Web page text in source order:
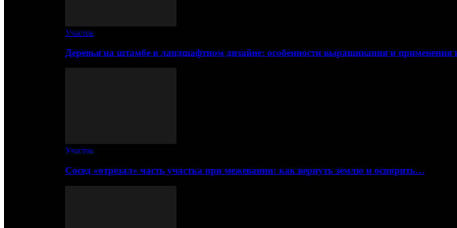
Участок
Деревья на штамбе в ландшафтном дизайне: особенности выращивания и
Участок
Сосед «отрезал» часть участка при межевании: как вернуть землю и оспорить…